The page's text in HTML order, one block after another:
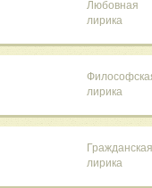
Любовная
лирика
лирика
Гражданская
лирика